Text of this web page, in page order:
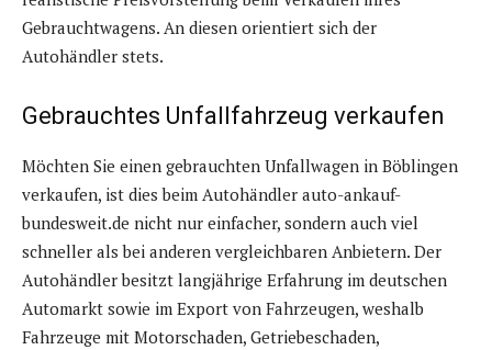
Gebrauchtwagens. An diesen orientiert sich der
Autohändler stets.
Gebrauchtes Unfallfahrzeug verkaufen
Möchten Sie einen gebrauchten Unfallwagen in Böblingen
verkaufen, ist dies beim Autohändler auto-ankauf-
bundesweit.de nicht nur einfacher, sondern auch viel
schneller als bei anderen vergleichbaren Anbietern. Der
Autohändler besitzt langjährige Erfahrung im deutschen
Automarkt sowie im Export von Fahrzeugen, weshalb
Fahrzeuge mit Motorschaden, Getriebeschaden,